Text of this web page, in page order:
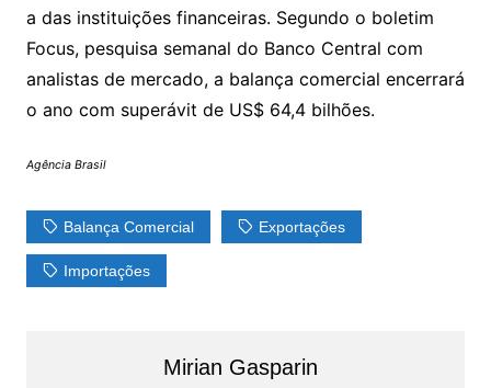
a das instituições financeiras. Segundo o boletim
Focus, pesquisa semanal do Banco Central com
analistas de mercado, a balança comercial encerrará
o ano com superávit de US$ 64,4 bilhões.
Agência Brasil
Balança Comercial Exportações
Importações
Mirian Gasparin